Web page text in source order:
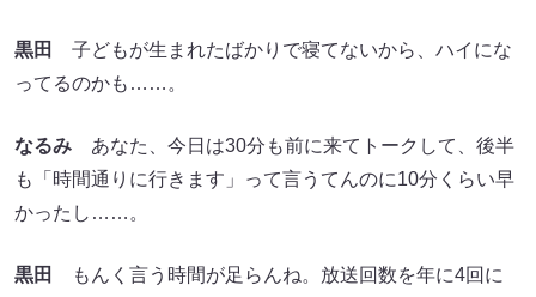
黒田
子どもが生まれたばかりで寝てないから、ハイにな
ってるのかも……。
なるみ あなた、今日は30分も前に来てトークして、後半
も「時間通りに行きます」って言うてんのに10分くらい早
かったし……。
黒田
もんく言う時間が足らんね。放送回数を年に4回に